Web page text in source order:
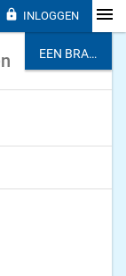
EEN BRANCHE KIEZEN
 INLOGGEN